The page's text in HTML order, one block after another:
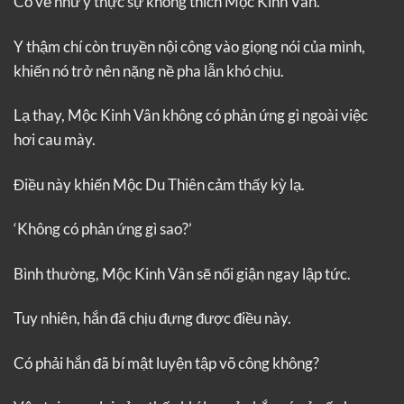
Y thậm chí còn truyền nội công vào giọng nói của mình,
khiến nó trở nên nặng nề pha lẫn khó chịu.
Lạ thay, Mộc Kinh Vân không có phản ứng gì ngoài việc
hơi cau mày.
Điều này khiến Mộc Du Thiên cảm thấy kỳ lạ.
‘Không có phản ứng gì sao?’
Bình thường, Mộc Kinh Vân sẽ nổi giận ngay lập tức.
Tuy nhiên, hắn đã chịu đựng được điều này.
Có phải hắn đã bí mật luyện tập võ công không?